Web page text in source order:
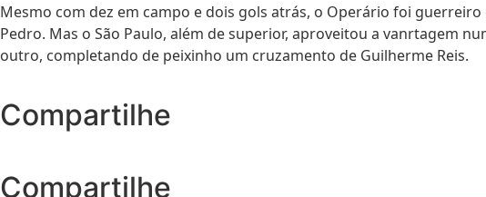
Mesmo com dez em campo e dois gols atrás, o Operário foi
Pedro. Mas o São Paulo, além de superior, aproveitou a vanrtagem
outro, completando de peixinho um cruzamento de Guilherme Reis.
Compartilhe
Compartilhe